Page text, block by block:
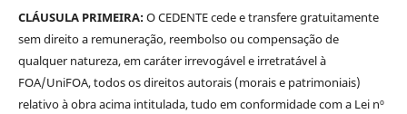
CLÁUSULA PRIMEIRA:O CEDENTE cede e transfere gratuitamente
sem direito a remuneração, reembolso ou compensação de
qualquer natureza, em caráter irrevogável e irretratável à
FOA/UniFOA, todos os direitos autorais (morais e patrimoniais)
relativo à obra acima intitulada, tudo em conformidade com a Lei nº